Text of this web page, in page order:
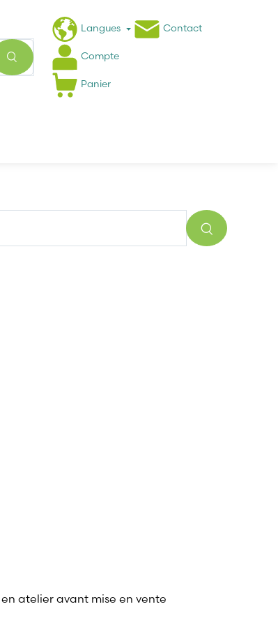
Langues Contact
Compte
Panier
atelier avant mise en vente